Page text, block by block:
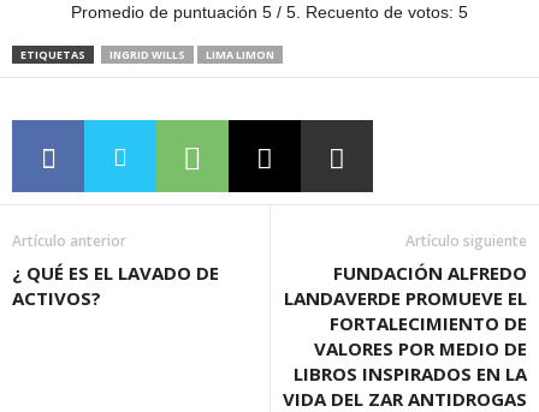
Promedio de puntuación 5 / 5. Recuento de votos: 5
ETIQUETAS INGRID WILLS LIMA LIMON
Artículo anterior
¿ QUÉ ES EL LAVADO DE
ACTIVOS?
Artículo siguiente
FUNDACIÓN ALFREDO
LANDAVERDE PROMUEVE EL
FORTALECIMIENTO DE
VALORES POR MEDIO DE
LIBROS INSPIRADOS EN LA
VIDA DEL ZAR ANTIDROGAS